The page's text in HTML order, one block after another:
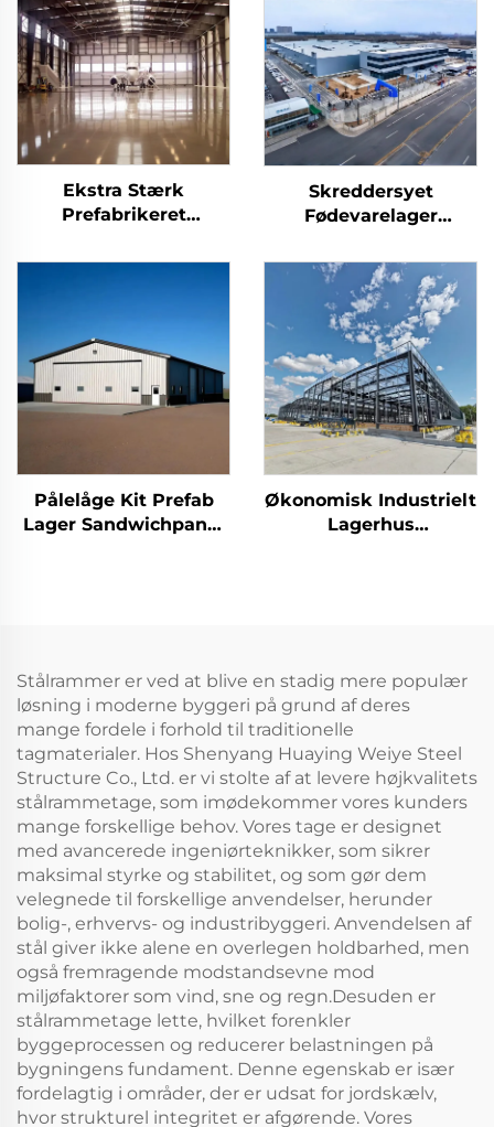
Ekstra Stærk
Prefabrikeret
Stålkonstruktion
Industribygning I Stål
Skreddersyet
Fødevarelager
Værksted
Prefabriceret
Stålskelet Lager
Metalbygning
Prefabriceret
Staldbygning
Pålelåge Kit Prefab
Lager Sandwichpanel
Økonomisk Industrielt
Lagerhus
Stålrammer er ved at blive en stadig mere populær
løsning i moderne byggeri på grund af deres
mange fordele i forhold til traditionelle
tagmaterialer. Hos Shenyang Huaying Weiye Steel
Structure Co., Ltd. er vi stolte af at levere højkvalitets
stålrammetage, som imødekommer vores kunders
mange forskellige behov. Vores tage er designet
med avancerede ingeniørteknikker, som sikrer
maksimal styrke og stabilitet, og som gør dem
velegnede til forskellige anvendelser, herunder
bolig-, erhvervs- og industribyggeri. Anvendelsen af
stål giver ikke alene en overlegen holdbarhed, men
også fremragende modstandsevne mod
miljøfaktorer som vind, sne og regn.Desuden er
stålrammetage lette, hvilket forenkler
byggeprocessen og reducerer belastningen på
bygningens fundament. Denne egenskab er især
fordelagtig i områder, der er udsat for jordskælv,
hvor strukturel integritet er afgørende. Vores